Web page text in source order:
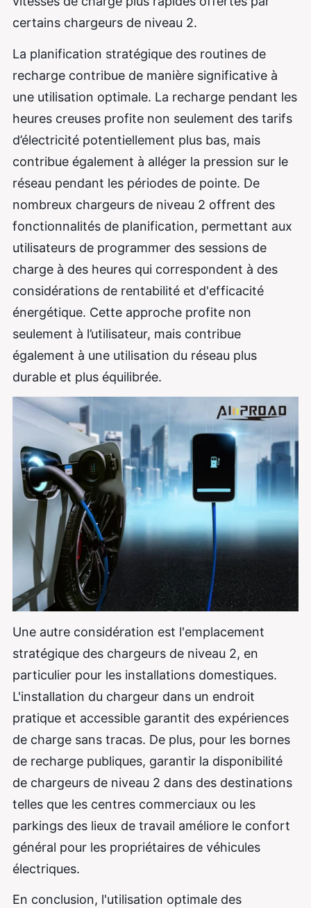
certains chargeurs de niveau 2.
La planification stratégique des routines de
recharge contribue de manière significative à
une utilisation optimale. La recharge pendant les
heures creuses profite non seulement des tarifs
d’électricité potentiellement plus bas, mais
contribue également à alléger la pression sur le
réseau pendant les périodes de pointe. De
nombreux chargeurs de niveau 2 offrent des
fonctionnalités de planification, permettant aux
utilisateurs de programmer des sessions de
charge à des heures qui correspondent à des
considérations de rentabilité et d'efficacité
énergétique. Cette approche profite non
seulement à l’utilisateur, mais contribue
également à une utilisation du réseau plus
durable et plus équilibrée.
Une autre considération est l'emplacement
stratégique des chargeurs de niveau 2, en
particulier pour les installations domestiques.
L'installation du chargeur dans un endroit
pratique et accessible garantit des expériences
de charge sans tracas. De plus, pour les bornes
de recharge publiques, garantir la disponibilité
de chargeurs de niveau 2 dans des destinations
telles que les centres commerciaux ou les
parkings des lieux de travail améliore le confort
général pour les propriétaires de véhicules
électriques.
En conclusion, l'utilisation optimale des